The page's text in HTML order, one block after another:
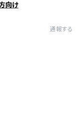
向け
通報する